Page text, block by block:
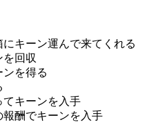
キーン運んで来てくれる
回収
を得る
てキーンを入手
酬でキーンを入手